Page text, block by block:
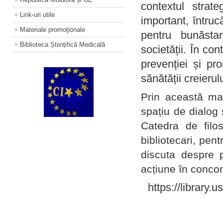
Link-uri utile
Materiale promoţionale
Biblioteca Științifică Medicală
contextul
important,
pentru
societății. În
prevenției și
sănătății
Prin această
spațiu de dialog
Catedra de
bibliotecari,
discuta despre
acțiune în
https://